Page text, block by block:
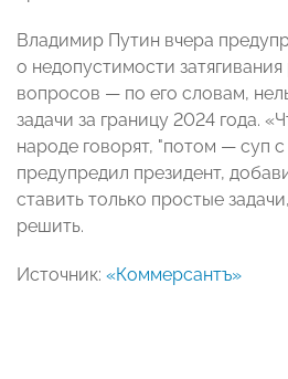
Владимир Путин вчера
о недопустимости
вопросов — по его словам,
задачи за границу 2024 года.
народе говорят, "потом — суп
предупредил президент,
ставить только простые
решить.
Источник: «Коммерсантъ»